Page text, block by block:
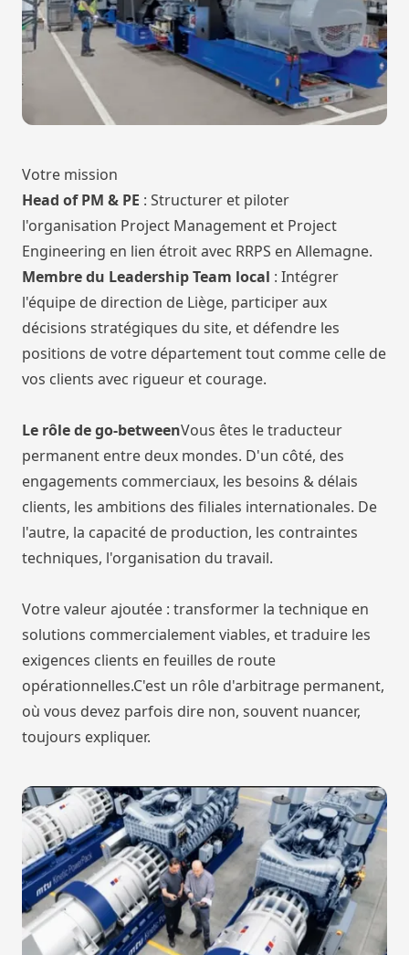
Votre mission
Head of PM & PE : Structurer et piloter
l'organisation Project Management et Project
Engineering en lien étroit avec RRPS en Allemagne.
Membre du Leadership Team local : Intégrer
l'équipe de direction de Liège, participer aux
décisions stratégiques du site, et défendre les
positions de votre département tout comme celle de
vos clients avec rigueur et courage.
Le rôle de go-betweenVous êtes le traducteur
permanent entre deux mondes. D'un côté, des
engagements commerciaux, les besoins & délais
clients, les ambitions des filiales internationales. De
l'autre, la capacité de production, les contraintes
techniques, l'organisation du travail.
Votre valeur ajoutée : transformer la technique en
solutions commercialement viables, et traduire les
exigences clients en feuilles de route
opérationnelles.C'est un rôle d'arbitrage permanent,
où vous devez parfois dire non, souvent nuancer,
toujours expliquer.